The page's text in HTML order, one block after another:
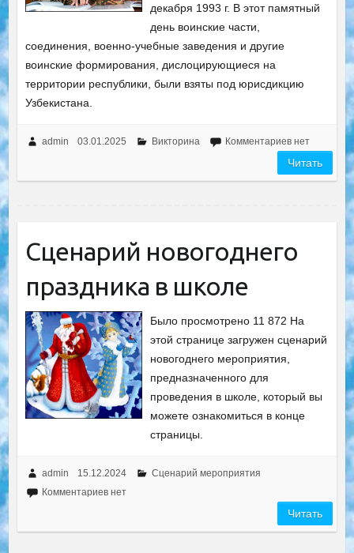
декабря 1993 г. В этот памятный
день воинские части,
соединения, военно-учебные заведения и другие
воинские формирования, дислоцирующиеся на
территории республики, были взяты под юрисдикцию
Узбекистана.
admin 03.01.2025 Викторина Комментариев нет
Читать
Сценарий новогоднего
праздника в школе
Было просмотрено 11 872 На
этой странице загружен сценарий
новогоднего мероприятия,
предназначенного для
проведения в школе, который вы
можете ознакомиться в конце
страницы.
admin 15.12.2024
Сценарий мероприятия
Комментариев нет
Читать